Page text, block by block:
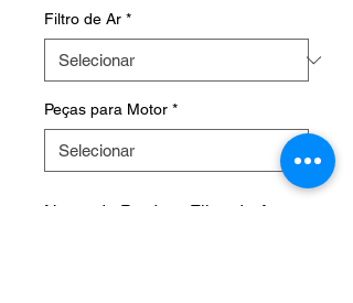
Filtro de Ar *
Peças para Motor *
Nome do Produto: Filtro de Ar